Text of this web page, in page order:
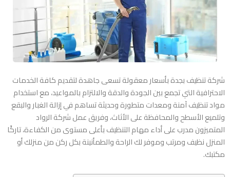
شركة تنظيف بجدة بأسعار معقولةتسعى جاهدة لتقديم كافة الخدمات
الاحترافية التي تجمع بين الجودة والدقة والالتزام بالمواعيد، مع استخدام
مواد تنظيف آمنة ومعدات متطورة وحديثة تساهم في إزالة الغبار والبقع
وتلميع الأسطح والمحافظة على الأثاث، وفريق عمل شركة الرواد
المتميزون مدرب على أداء مهام التنظيف بأعلى مستوى من الكفاءة، تاركًا
المنزل نظيف ومرتب وموفر لك الراحة والطمأنينة بكل ركن من منزلك أو
مكتبك.